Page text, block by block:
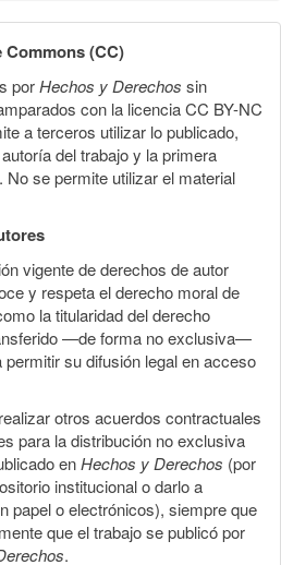
Commons (CC)
porHechos y Derechos sin
con la licencia CC BY-NC
a terceros utilizar lo publicado,
del trabajo y la primera
se permite utilizar el material
vigente de derechos de autor
y respeta el derecho moral de
la titularidad del derecho
—de forma no exclusiva—
permitir su difusión legal en acceso
otros acuerdos contractuales
para la distribución no exclusiva
enHechos y Derechos (por
institucional o darlo a
papel o electrónicos), siempre que
que el trabajo se publicó por
.